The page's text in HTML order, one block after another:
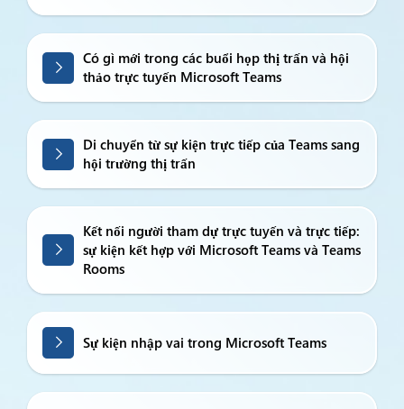
Có gì mới trong các buổi họp thị trấn và hội
thảo trực tuyến Microsoft Teams
Di chuyển từ sự kiện trực tiếp của Teams sang
hội trường thị trấn
Kết nối người tham dự trực tuyến và trực tiếp:
sự kiện kết hợp với Microsoft Teams và Teams
Rooms
Sự kiện nhập vai trong Microsoft Teams